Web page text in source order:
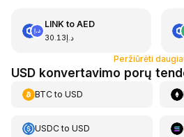
LINKto AED
د.إ30.13
Peržiūrėti
USD konvertavimo porų
BTCto USD
USDCto USD